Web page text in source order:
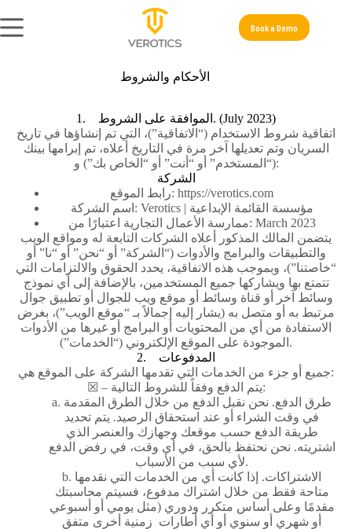
Book a Demo
الأحكام والشروط
1. الموافقة على الشروط. (July 2023)
اتفاقية شروط الاستخدام (“الاتفاقية”)، التي تم إنشاؤها في تاريخ
السريان وتم تعديلها آخر مرة في التاريخ أعلاه، تم إبرامها بينك
(“المستخدم” أو “أنت” أو “الخاص بك”) و:
الشركة
رابط الموقع: https://verotics.com
اسم الشركة: Verotics | مؤسسة القائمة الإبداعية
ممارسة الأعمال التجارية اعتبارًا من: March 2023
يتضمن المالك المذكور أعلاه الشركات التابعة له ومواقع الويب
والتطبيقات والبرامج والأدوات (“الشركة” أو “نحن” أو “نا” أو
“خاصتنا”)، وبموجب هذه الاتفاقية، يحدد الحقوق والالتزامات التي
تتمتع بها ويشاركها جميع المستخدمين، بالإضافة إلى أي نموذج
وسائط آخر أو قناة وسائط أو موقع ويب للجوال أو تطبيق جوال
مرتبط به أو متصل به (يشار إليه إجمالاً بـ “موقع الويب”)، بغرض
الاستفادة من أي من المحتويات أو البرامج أو غيرها من الأدوات
الموجودة على الموقع الإلكتروني (“الخدمات”).
2. المدفوعات
جميع أو جزء من الخدمات التي تقدمها الشركة على الموقع هي:
☒ – يتم الدفع وفقاً للشروط التالية:
a. طرق الدفع. نحن نقبل الدفع من خلال الطرق المقدمة
في وقت الشراء أو عند استحقاق الرصيد. يتم تحديد
طريقة الدفع حسب موقعك وجهازك والعنصر الذي
اشتريته. نحن نحتفظ بالحق، في أي وقت، في رفض الدفع
لأي سبب من الأسباب.
b. الاشتراكات. إذا كانت أي من الخدمات التي نقدمها
متاحة فقط من خلال اشتراك مدفوع، فسيتم محاسبتك
مقدمًا وعلى أساس متكرر ودوري (مثل يومي أو أسبوعي
أو شهري أو سنوي أو أي أطارات زمنية أخرى متفق